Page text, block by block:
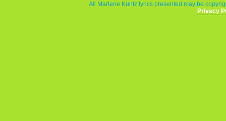
All Marlene Kuntz lyrics presented may be
Privacy